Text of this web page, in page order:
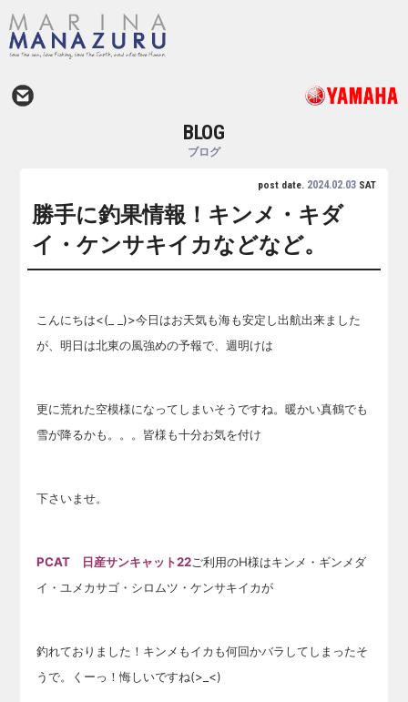
BLOG
ブログ
post date. 2024.02.03SAT
勝手に釣果情報！キンメ・キダ
イ・ケンサキイカなどなど。
こんにちは<(_ _)>今日はお天気も海も安定し出航出来ました
が、明日は北東の風強めの予報で、週明けは
更に荒れた空模様になってしまいそうですね。暖かい真鶴でも
雪が降るかも。。。皆様も十分お気を付け
下さいませ。
PCAT 日産サンキャット22ご利用のH様はキンメ・ギンメダ
イ・ユメカサゴ・シロムツ・ケンサキイカが
釣れておりました！キンメもイカも何回かバラしてしまったそ
うで。くーっ！悔しいですね(>_<)